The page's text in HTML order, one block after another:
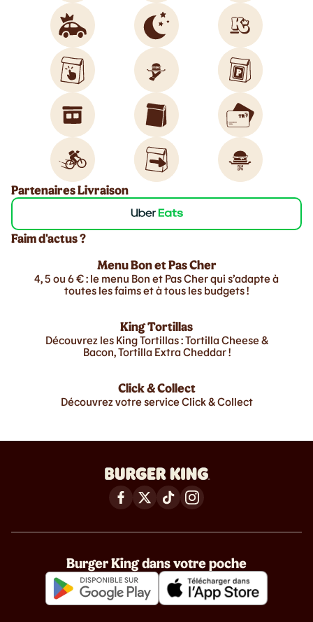
Partenaires Livraison
Faim d'actus ?
Menu Bon et Pas Cher
4, 5 ou 6 € : le menu Bon et Pas Cher qui s’adapte à
toutes les faims et à tous les budgets !
King Tortillas
Découvrez les King Tortillas : Tortilla Cheese &
Bacon, Tortilla Extra Cheddar !
Click & Collect
Découvrez votre service Click & Collect
Burger King dans votre poche